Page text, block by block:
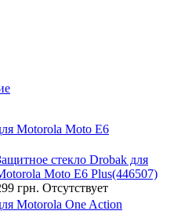
Motorola Moto E6
стекло Drobak для
Moto E6 Plus(446507)
грн. Отсутствует
Motorola One Action